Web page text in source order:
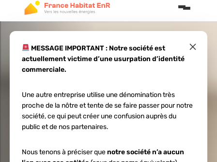
×
MESSAGE IMPORTANT : Notre société est
actuellement victime d’une usurpation d’identité
commerciale.
Une autre entreprise utilise une dénomination très
proche de la nôtre et tente de se faire passer pour notre
société, ce qui peut créer une confusion auprès du
public et de nos partenaires.
Nous tenons à préciser quenotre société n’a aucun
Top 3
Fournisseurs pour
Quel onduleur
pour pompe à